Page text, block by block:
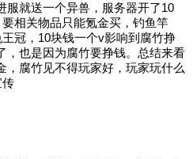
服就送一个异兽，服务器开了10
相关物品只能氪金买，钓鱼竿
冠，10块钱一个v影响到腐竹挣
，也是因为腐竹要挣钱。总结来看
，腐竹见不得玩家好，玩家玩什么
传